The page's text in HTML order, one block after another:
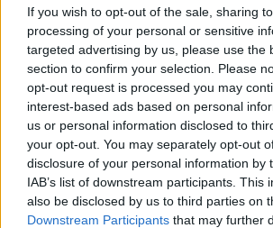
If you wish to opt-out of the sale, sharing
processing of your personal or sensitive
targeted advertising by us, please use the
section to confirm your selection. Please
opt-out request is processed you may
interest-based ads based on personal
us or personal information disclosed to
your opt-out. You may separately opt-out
disclosure of your personal information by
IAB’s list of downstream participants. This
also be disclosed by us to third parties on
Downstream Participants that may further
το BYOB στους γαστρονομικούς
κόσμου που διοργανώνει κάθε
Σάββατο σταθερά εδώ και μήνες.
Σε αυτό το τελευταίο, η χρέωση
ανά τραπέζι, ενώ στο Fabrizio’s
Μπορείτε να είστε βέβαιοι ότι θα
άλλοι –και ότι θα σας